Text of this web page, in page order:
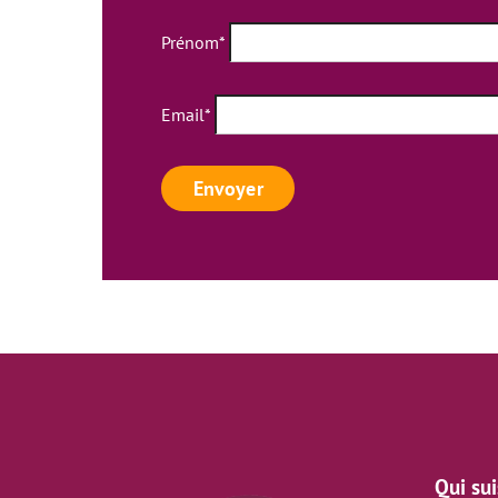
Prénom*
Email*
Qui